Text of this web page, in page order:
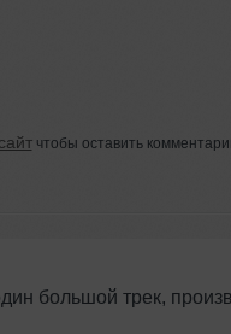
чтобы оставить
большой трек,